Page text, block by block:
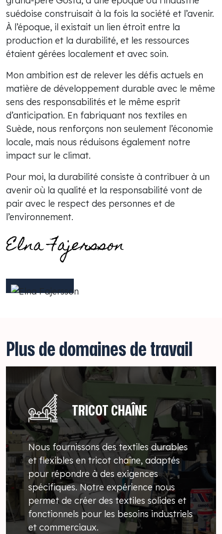
suédoise construisait à la fois la société et l’avenir.
À l’époque, il existait un lien étroit entre la
production et la durabilité, et les ressources
étaient gérées localement et avec soin.
Mon ambition est de relever les défis actuels en
matière de développement durable avec le même
sens des responsabilités et le même esprit
d’anticipation. En fabriquant nos textiles en
Suède, nous renforçons non seulement l’économie
locale, mais nous réduisons également notre
impact sur le climat.
Pour moi, la durabilité consiste à contribuer à un
avenir où la qualité et la responsabilité vont de
pair avec le respect des personnes et de
l’environnement.
Plus de domaines de travail
TRICOT CHAÎNE
Nous fournissons des textiles durables
et flexibles en tricot chaîne, adaptés
pour répondre à des exigences
spécifiques. Notre expérience nous
permet de créer des textiles solides et
fonctionnels pour les besoins industriels
et commerciaux.